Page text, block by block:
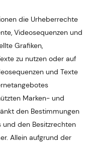
die Urheberrechte
Videosequenzen und
Grafiken,
zu nutzen oder auf
und Texte
Marken- und
den Bestimmungen
und den Besitzrechten
Allein aufgrund der